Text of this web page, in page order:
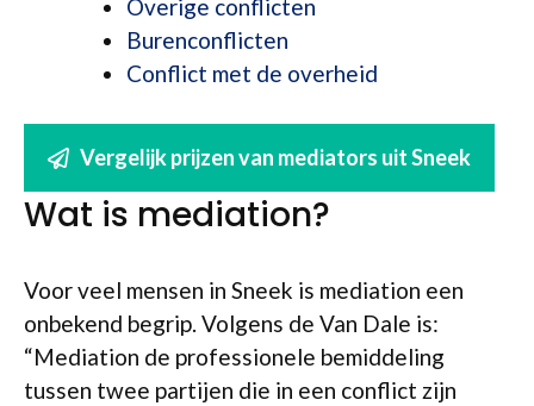
Overige conflicten
Burenconflicten
Conflict met de overheid
Vergelijk prijzen van mediators uit Sneek
Wat is mediation?
Voor veel mensen in Sneek is mediation een
onbekend begrip. Volgens de Van Dale is:
“Mediation de professionele bemiddeling
tussen twee partijen die in een conflict zijn